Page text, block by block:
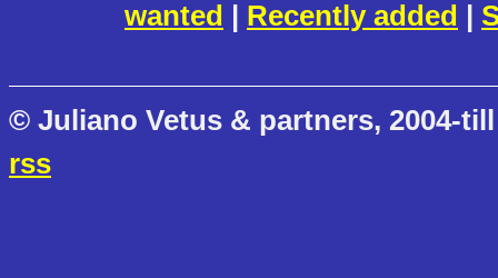
wanted | Recently added |
© Juliano Vetus & partners, 2004-
rss